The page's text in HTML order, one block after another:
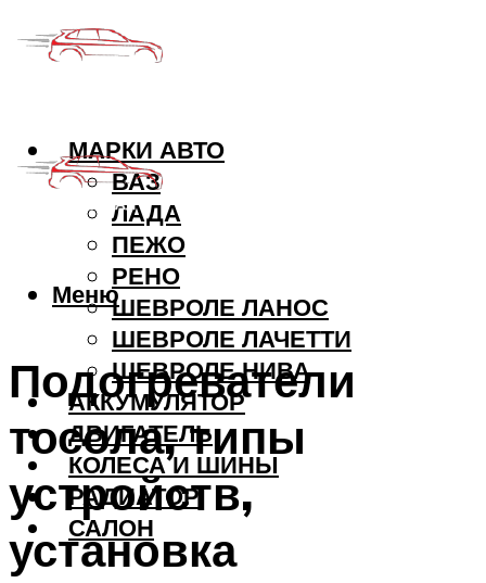
МАРКИ АВТО
ВАЗ
ЛАДА
ПЕЖО
РЕНО
ШЕВРОЛЕ ЛАНОС
ШЕВРОЛЕ ЛАЧЕТТИ
ШЕВРОЛЕ НИВА
АККУМУЛЯТОР
ДВИГАТЕЛЬ
КОЛЕСА И ШИНЫ
РАДИАТОР
САЛОН
Меню
Подогреватели
тосола, типы
устройств,
установка